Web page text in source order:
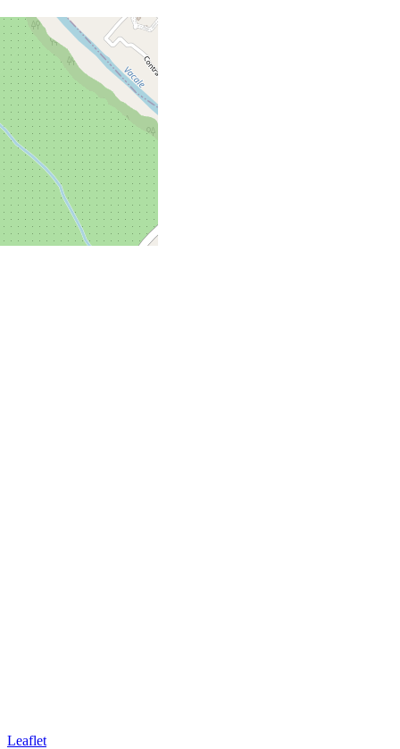
Leaflet